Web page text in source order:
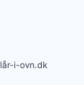
i-ovn.dk